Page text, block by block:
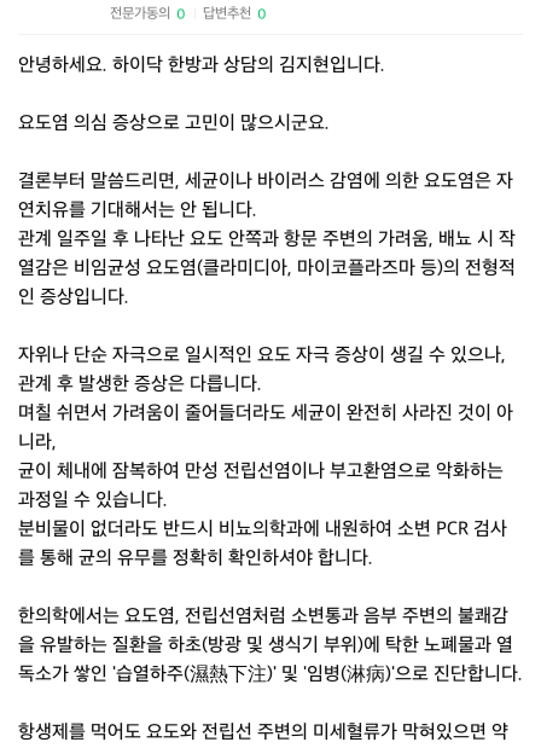
전문가동의 0 답변추천 0
안녕하세요. 하이닥 한방과 상담의 김지현입니다.
요도염 의심 증상으로 고민이 많으시군요.
결론부터 말씀드리면, 세균이나 바이러스 감염에 의한 요도염은 자
연치유를 기대해서는 안 됩니다.
관계 일주일 후 나타난 요도 안쪽과 항문 주변의 가려움, 배뇨 시 작
열감은 비임균성 요도염(클라미디아, 마이코플라즈마 등)의 전형적
인 증상입니다.
자위나 단순 자극으로 일시적인 요도 자극 증상이 생길 수 있으나,
관계 후 발생한 증상은 다릅니다.
며칠 쉬면서 가려움이 줄어들더라도 세균이 완전히 사라진 것이 아
니라,
균이 체내에 잠복하여 만성 전립선염이나 부고환염으로 악화하는
과정일 수 있습니다.
분비물이 없더라도 반드시 비뇨의학과에 내원하여 소변 PCR 검사
를 통해 균의 유무를 정확히 확인하셔야 합니다.
한의학에서는 요도염, 전립선염처럼 소변통과 음부 주변의 불쾌감
을 유발하는 질환을 하초(방광 및 생식기 부위)에 탁한 노폐물과 열
독소가 쌓인 '습열하주(濕熱下注)' 및 '임병(淋病)'으로 진단합니다.
항생제를 먹어도 요도와 전립선 주변의 미세혈류가 막혀있으면 약